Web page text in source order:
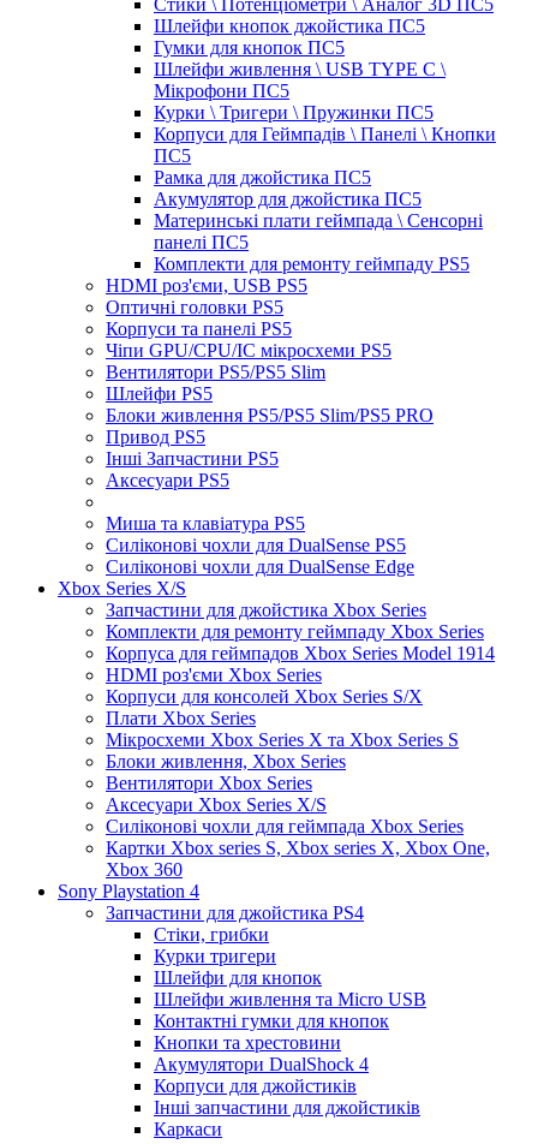
Стики \ Потенціометри \ Аналог 3D ПС5
Шлейфи кнопок джойстика ПС5
Гумки для кнопок ПС5
Шлейфи живлення \ USB TYPE C \
Мікрофони ПС5
Курки \ Тригери \ Пружинки ПС5
Корпуси для Геймпадів \ Панелі \ Кнопки
ПС5
Рамка для джойстика ПС5
Акумулятор для джойстика ПС5
Материнські плати геймпада \ Сенсорні
панелі ПС5
Комплекти для ремонту геймпаду PS5
HDMI роз'єми, USB PS5
Оптичні головки PS5
Корпуси та панелі PS5
Чіпи GPU/CPU/IC мікросхеми PS5
Вентилятори PS5/PS5 Slim
Шлейфи PS5
Блоки живлення PS5/PS5 Slim/PS5 PRO
Привод PS5
Інші Запчастини PS5
Аксесуари PS5
Миша та клавіатура PS5
Силіконові чохли для DualSense PS5
Силіконові чохли для DualSense Edge
Xbox Series X/S
Запчастини для джойстика Xbox Series
Комплекти для ремонту геймпаду Xbox Series
Корпуса для геймпадов Xbox Series Model 1914
HDMI роз'єми Xbox Series
Корпуси для консолей Xbox Series S/X
Плати Xbox Series
Мікросхеми Xbox Series X та Xbox Series S
Блоки живлення, Xbox Series
Вентилятори Xbox Series
Аксесуари Xbox Series X/S
Силіконові чохли для геймпада Xbox Series
Картки Xbox series S, Xbox series X, Xbox One,
Xbox 360
Sony Playstation 4
Запчастини для джойстика PS4
Стіки, грибки
Курки тригери
Шлейфи для кнопок
Шлейфи живлення та Micro USB
Контактні гумки для кнопок
Кнопки та хрестовини
Акумулятори DualShock 4
Корпуси для джойстиків
Інші запчастини для джойстиків
Каркаси